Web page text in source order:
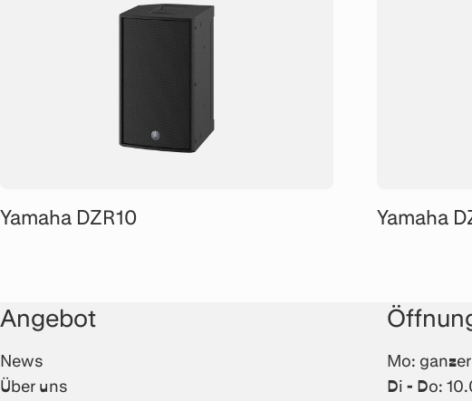
Yamaha DZR10 Yamaha
Angebot
News
Über uns
Mo:
Di - Do: